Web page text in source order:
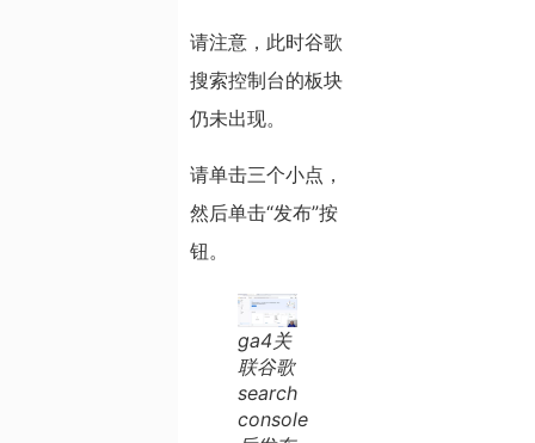
请注意，此时谷歌
搜索控制台的板块
仍未出现。
请单击三个小点，
然后单击“发布”按
钮。
ga4关
联谷歌
search
console